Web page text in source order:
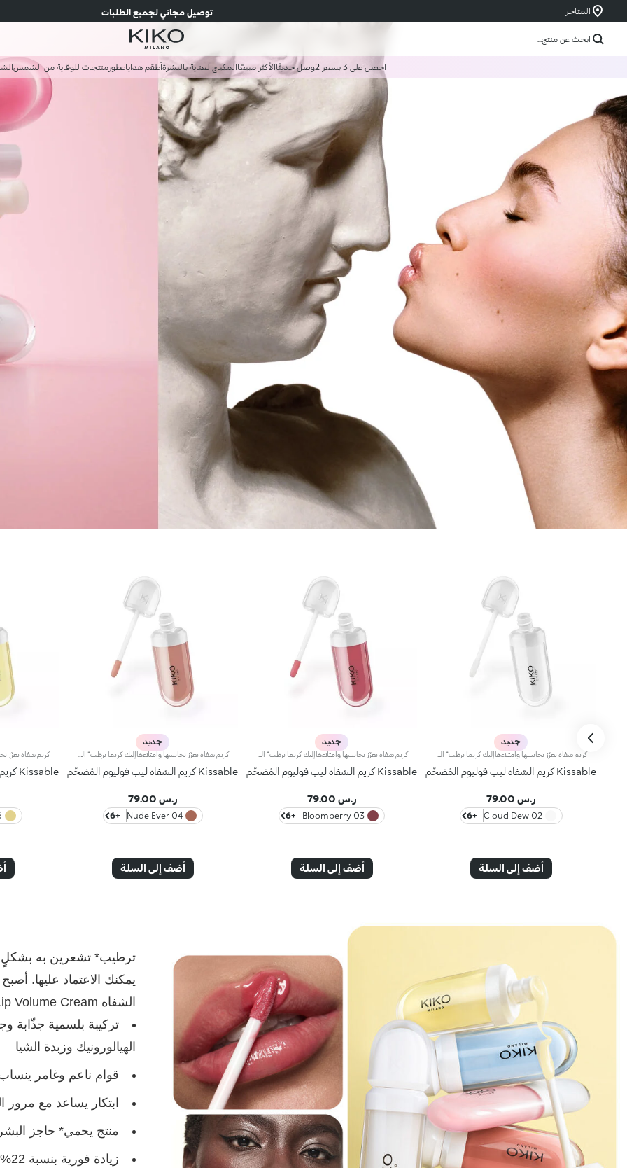
توصيل مجاني لجميع الطلبات المتاجر
ابحث عن منتج...
احصل على 3 بسعر 2 وصل حديثًاالأكثر مبيعًاالمكياجالعناية بالبشرةأطقم هداياعطورمنتجات للوقاية من الشمس
جديد
Kissable كريم الشفاه ليب فوليوم المُضخّم
ر.س 79.00
02 Cloud Dew
+6
أضف إلى السلة
جديد
Kissable كريم الشفاه ليب فوليوم المُضخّم
ر.س 79.00
03 Bloomberry
+6
أضف إلى السلة
جديد
Kissable كريم الشفاه ليب فوليوم المُضخّم
ر.س 79.00
04 Nude Ever
+6
أضف إلى السلة
Kissable كريم الشفاه ليب فوليوم المُضخّم
ترطيب* تشعرين به بشكلٍ
يمكنك الاعتماد عليها.
الشفاه Kissable Lip Volume Creamالجديد من KIKO MILANO:
تركيبة بلسمية جذّابة
الهيالورونيك وزبدة الشيا
قوام ناعم وغامر
ابتكار يساعد مع
منتج يحمي* حاجز
زيادة فورية بنسبة 22% في الترطيب*